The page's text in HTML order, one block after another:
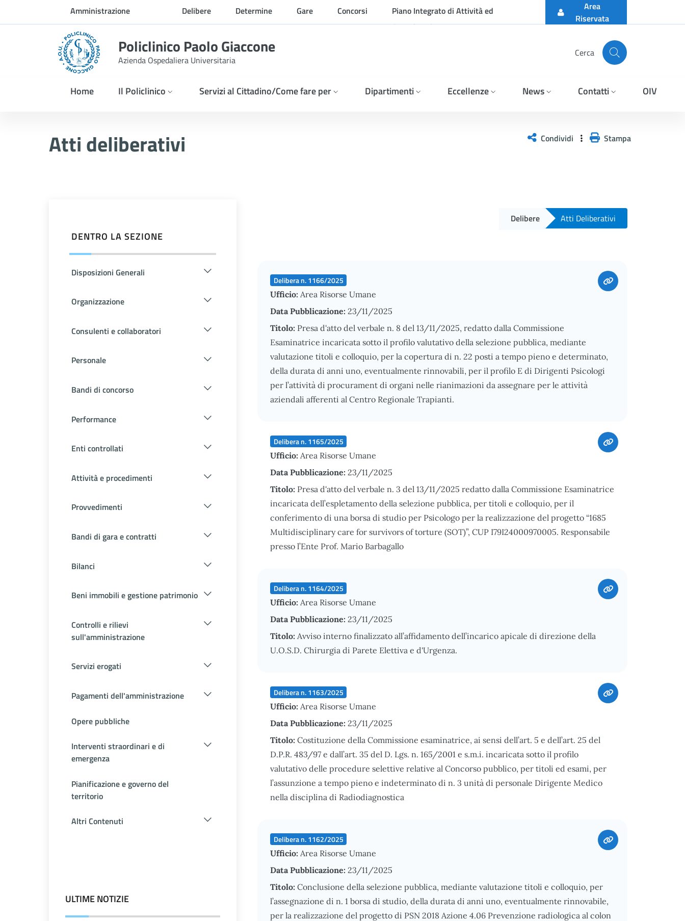
Skip to Main ContentAmministrazione
trasparente
Delibere Determine Gare Concorsi
Piano Integrato di Attività ed
Organizzazione
Area
Riservata
Policlinico Paolo Giaccone
Azienda Ospedaliera Universitaria
Cerca
Home Il Policlinico Servizi al Cittadino/Come fare per Dipartimenti Eccellenze News Contatti OIV
Atti deliberativi Condividi Stampa
DENTRO LA SEZIONE
Disposizioni Generali
Organizzazione
Consulenti e collaboratori
Personale
Bandi di concorso
Performance
Enti controllati
Attività e procedimenti
Provvedimenti
Bandi di gara e contratti
Bilanci
Beni immobili e gestione patrimonio
Controlli e rilievi
sull'amministrazione
Servizi erogati
Pagamenti dell'amministrazione
Opere pubbliche
Interventi straordinari e di
emergenza
Pianificazione e governo del
territorio
Altri Contenuti
ULTIME NOTIZIE
Delibere Atti Deliberativi
Delibera n. 1166/2025
Ufficio: Area Risorse Umane
Data Pubblicazione: 23/11/2025
Titolo: Presa d'atto del verbale n. 8 del 13/11/2025, redatto dalla Commissione
Esaminatrice incaricata sotto il profilo valutativo della selezione pubblica, mediante
valutazione titoli e colloquio, per la copertura di n. 22 posti a tempo pieno e determinato,
della durata di anni uno, eventualmente rinnovabili, per il profilo E di Dirigenti Psicologi
per l’attività di procurament di organi nelle rianimazioni da assegnare per le attività
aziendali afferenti al Centro Regionale Trapianti.
Delibera n. 1165/2025
Ufficio: Area Risorse Umane
Data Pubblicazione: 23/11/2025
Titolo: Presa d'atto del verbale n. 3 del 13/11/2025 redatto dalla Commissione Esaminatrice
incaricata dell’espletamento della selezione pubblica, per titoli e colloquio, per il
conferimento di una borsa di studio per Psicologo per la realizzazione del progetto “1685
Multidisciplinary care for survivors of torture (SOT)”, CUP I79I24000970005. Responsabile
presso l’Ente Prof. Mario Barbagallo
Delibera n. 1164/2025
Ufficio: Area Risorse Umane
Data Pubblicazione: 23/11/2025
Titolo: Avviso interno finalizzato all’affidamento dell’incarico apicale di direzione della
U.O.S.D. Chirurgia di Parete Elettiva e d'Urgenza.
Delibera n. 1163/2025
Ufficio: Area Risorse Umane
Data Pubblicazione: 23/11/2025
Titolo: Costituzione della Commissione esaminatrice, ai sensi dell’art. 5 e dell’art. 25 del
D.P.R. 483/97 e dall’art. 35 del D. Lgs. n. 165/2001 e s.m.i. incaricata sotto il profilo
valutativo delle procedure selettive relative al Concorso pubblico, per titoli ed esami, per
l’assunzione a tempo pieno e indeterminato di n. 3 unità di personale Dirigente Medico
nella disciplina di Radiodiagnostica
Delibera n. 1162/2025
Ufficio: Area Risorse Umane
Data Pubblicazione: 23/11/2025
Titolo: Conclusione della selezione pubblica, mediante valutazione titoli e colloquio, per
l’assegnazione di n. 1 borsa di studio, della durata di anni uno, eventualmente rinnovabile,
per la realizzazione del progetto di PSN 2018 Azione 4.06 Prevenzione radiologica al colon